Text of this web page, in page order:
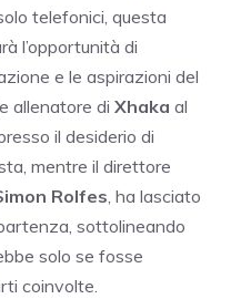
telefonici, questa
l’opportunità di
e le aspirazioni del
allenatore di Xhaka al
il desiderio di
mentre il direttore
Rolfes, ha lasciato
sottolineando
solo se fosse
coinvolte.